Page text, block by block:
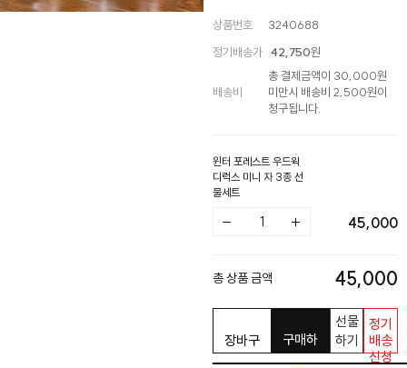
상품번호
3240688
정기배송가 42,750원
배송비
총 결제금액이 30,000원
미만시 배송비 2,500원이
청구됩니다.
윈터 포레스트 우드윅
디럭스 미니 자 3종 선
물세트
45,000
총 상품 금액 45,000
장바구 구매하
선물
하기
정기
배송
신청